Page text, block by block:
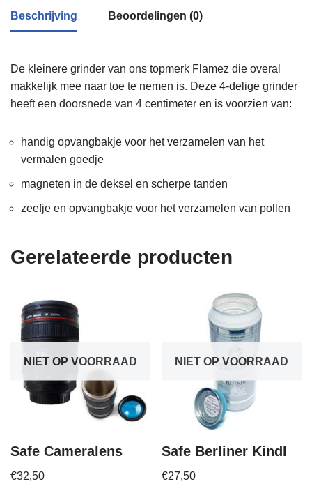
Beschrijving Beoordelingen (0)
De kleinere grinder van ons topmerk Flamez die overal
makkelijk mee naar toe te nemen is. Deze 4-delige grinder
heeft een doorsnede van 4 centimeter en is voorzien van:
handig opvangbakje voor het verzamelen van het
vermalen goedje
magneten in de deksel en scherpe tanden
zeefje en opvangbakje voor het verzamelen van pollen
Gerelateerde producten
NIET OP VOORRAAD
Safe Cameralens
€32,50
NIET OP VOORRAAD
Safe Berliner Kindl
€27,50